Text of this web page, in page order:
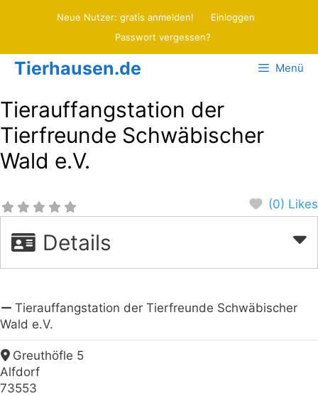
Neue Nutzer: gratis anmelden!
Einloggen
Passwort vergessen?
Tierhausen.de Menü
Tierauffangstation der
Tierfreunde Schwäbischer
Wald e.V.
(0) Likes
Details
Tierauffangstation der Tierfreunde Schwäbischer
Wald e.V.
Greuthöfle 5
Alfdorf
73553